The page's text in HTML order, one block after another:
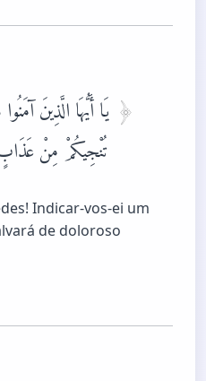
يَا أَيُّهَا الَّذِينَ
تُنْجِيكُمْ مِنْ
Indicar-vos-ei um
de doloroso